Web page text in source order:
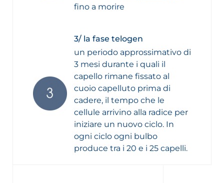
fino a morire
3/ la fase telogen
un periodo approssimativo di
3 mesi durante i quali il
capello rimane fissato al
cuoio capelluto prima di
cadere, il tempo che le
cellule arrivino alla radice per
iniziare un nuovo ciclo. In
ogni ciclo ogni bulbo
produce tra i 20 e i 25 capelli.